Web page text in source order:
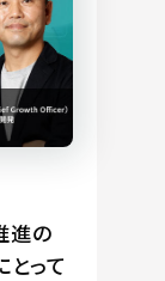
進の
って